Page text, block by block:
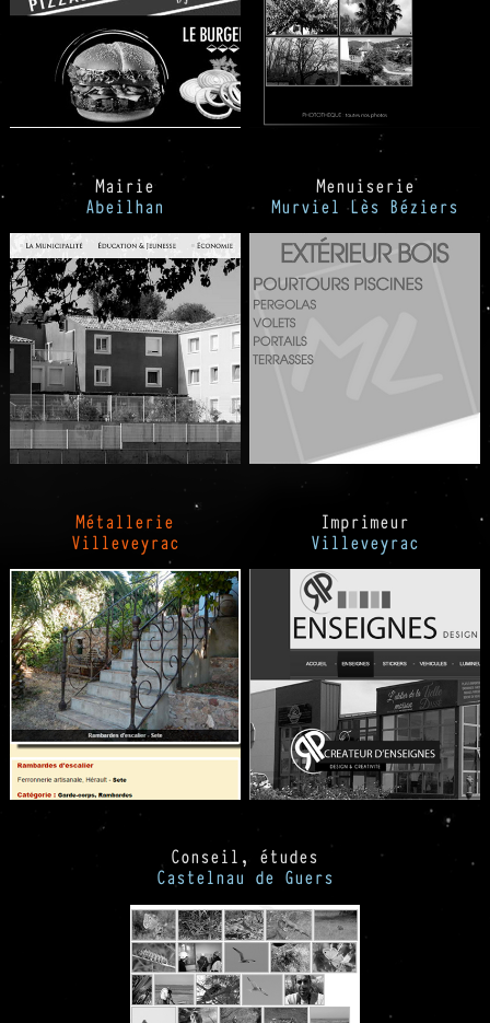
Mairie
Abeilhan
Menuiserie
Murviel Lès Béziers
Métallerie
Villeveyrac
Imprimeur
Villeveyrac
Conseil, études
Castelnau de Guers